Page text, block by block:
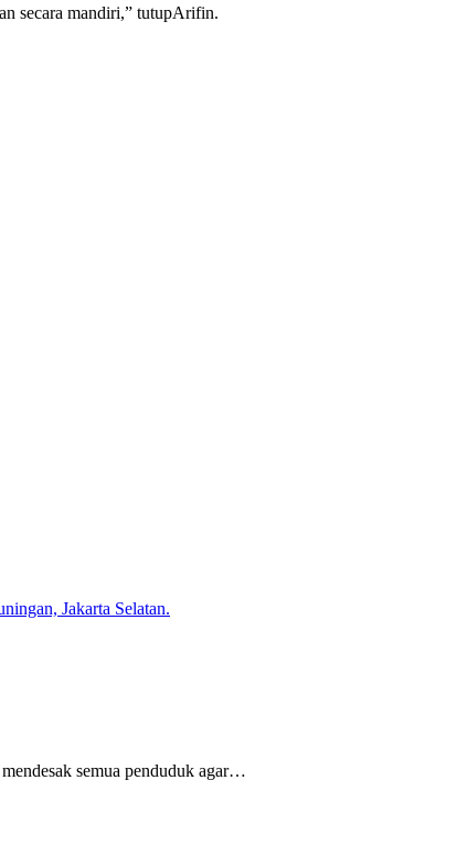
secara mandiri,” tutupArifin.
semua penduduk agar…